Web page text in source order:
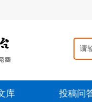
库 投稿问